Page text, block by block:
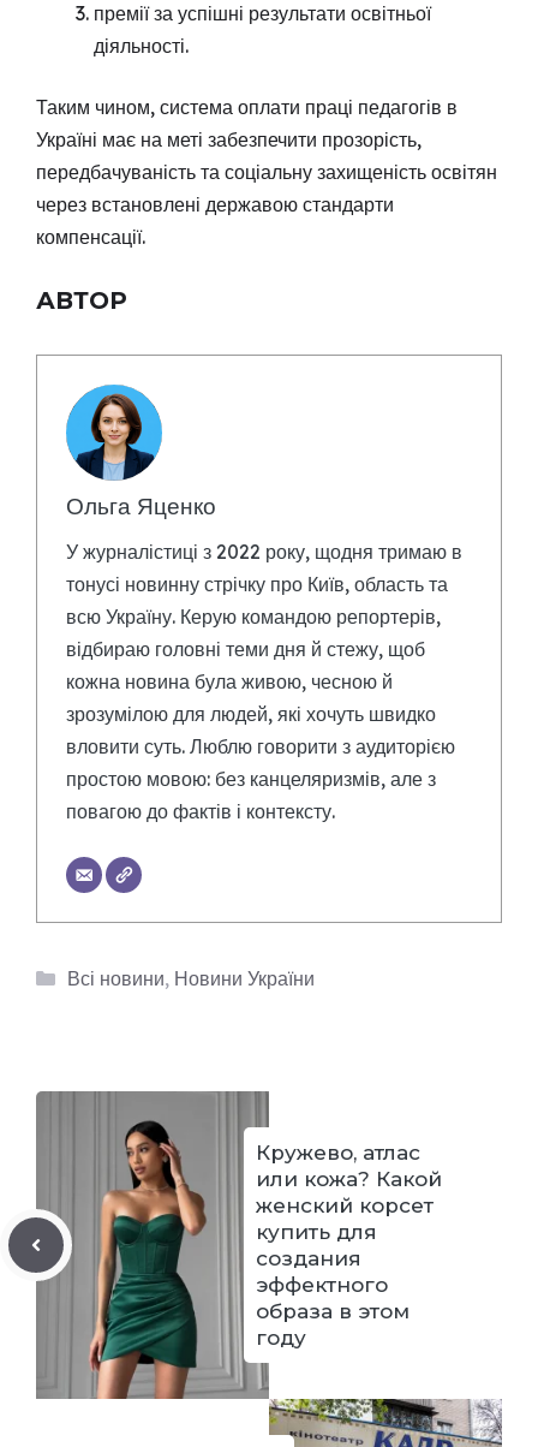
премії за успішні результати освітньої
діяльності.
Таким чином, система оплати праці педагогів в
Україні має на меті забезпечити прозорість,
передбачуваність та соціальну захищеність освітян
через встановлені державою стандарти
компенсації.
АВТОР
Ольга Яценко
У журналістиці з 2022 року, щодня тримаю в
тонусі новинну стрічку про Київ, область та
всю Україну. Керую командою репортерів,
відбираю головні теми дня й стежу, щоб
кожна новина була живою, чесною й
зрозумілою для людей, які хочуть швидко
вловити суть. Люблю говорити з аудиторією
простою мовою: без канцеляризмів, але з
повагою до фактів і контексту.
Категорії
Всі новини, Новини України
Кружево, атлас
или кожа? Какой
женский корсет
купить для
создания
эффектного
образа в этом
году